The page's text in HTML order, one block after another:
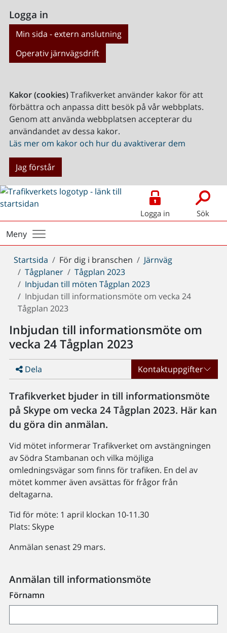
Logga in
Min sida - extern anslutning
Operativ järnvägsdrift
Kakor (cookies)Trafikverket använder kakor för att
förbättra och anpassa ditt besök på vår webbplats.
Genom att använda webbplatsen accepterar du
användandet av dessa kakor.
Läs mer om kakor och hur du avaktiverar dem
Jag förstår
Logga in Sök
Meny
Du
är
här:
Startsida För dig i branschen
Järnväg
Tågplaner
Tågplan 2023
Inbjudan till möten Tågplan 2023
Inbjudan till informationsmöte om vecka 24
Tågplan 2023
Inbjudan till informationsmöte om
vecka 24 Tågplan 2023
Dela Kontaktuppgifter
Trafikverket bjuder in till informationsmöte
på Skype om vecka 24 Tågplan 2023. Här kan
du göra din anmälan.
Vid mötet informerar Trafikverket om avstängningen
av Södra Stambanan och vilka möjliga
omledningsvägar som finns för trafiken. En del av
mötet kommer även avsättas för frågor från
deltagarna.
Tid för möte: 1 april klockan 10-11.30
Plats: Skype
Anmälan senast 29 mars.
Anmälan till informationsmöte
Förnamn